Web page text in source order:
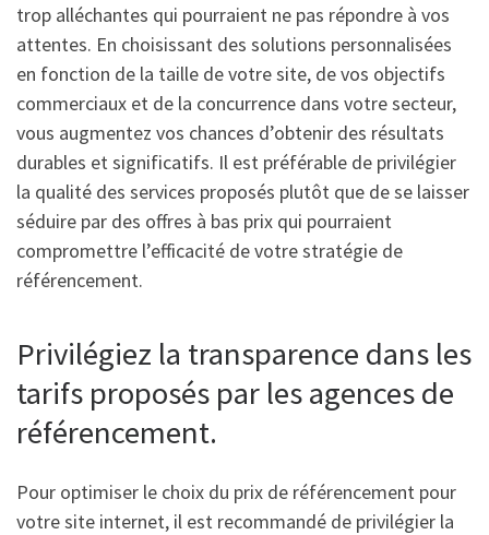
trop alléchantes qui pourraient ne pas répondre à vos
attentes. En choisissant des solutions personnalisées
en fonction de la taille de votre site, de vos objectifs
commerciaux et de la concurrence dans votre secteur,
vous augmentez vos chances d’obtenir des résultats
durables et significatifs. Il est préférable de privilégier
la qualité des services proposés plutôt que de se laisser
séduire par des offres à bas prix qui pourraient
compromettre l’efficacité de votre stratégie de
référencement.
Privilégiez la transparence dans les
tarifs proposés par les agences de
référencement.
Pour optimiser le choix du prix de référencement pour
votre site internet, il est recommandé de privilégier la